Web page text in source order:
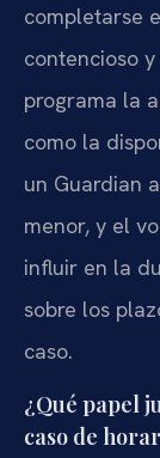
completarse
contencioso
programa la
como la
un Guardian
menor, y el
influir en la
sobre los
caso.
¿Qué papel
caso de